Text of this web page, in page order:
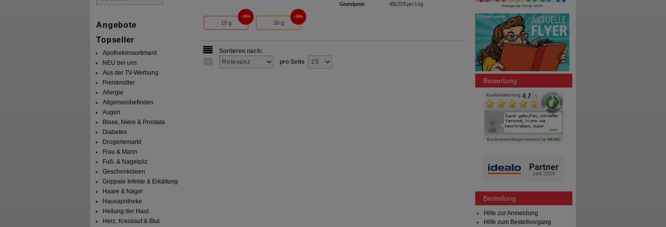
Angebote
Topseller
Apothekensortiment
NEU bei uns
Aus der TV-Werbung
Preisknüller
Allergie
Allgemeinbefinden
Augen
Blase, Niere & Prostata
Diabetes
Drogeriemarkt
Frau & Mann
Fuß- & Nagelpilz
Geschenkideen
Grippale Infekte & Erkältung
Haare & Nägel
Hausapotheke
Heilung der Haut
Herz, Kreislauf & Blut
Grundpreis
456,33 €pro 1 kg
10 g
29%
30 g
34%
Sortieren nach:
pro Seite
Bewertung
Bestellung
Hilfe zur Anmeldung
Hilfe zum Bestellvorgang